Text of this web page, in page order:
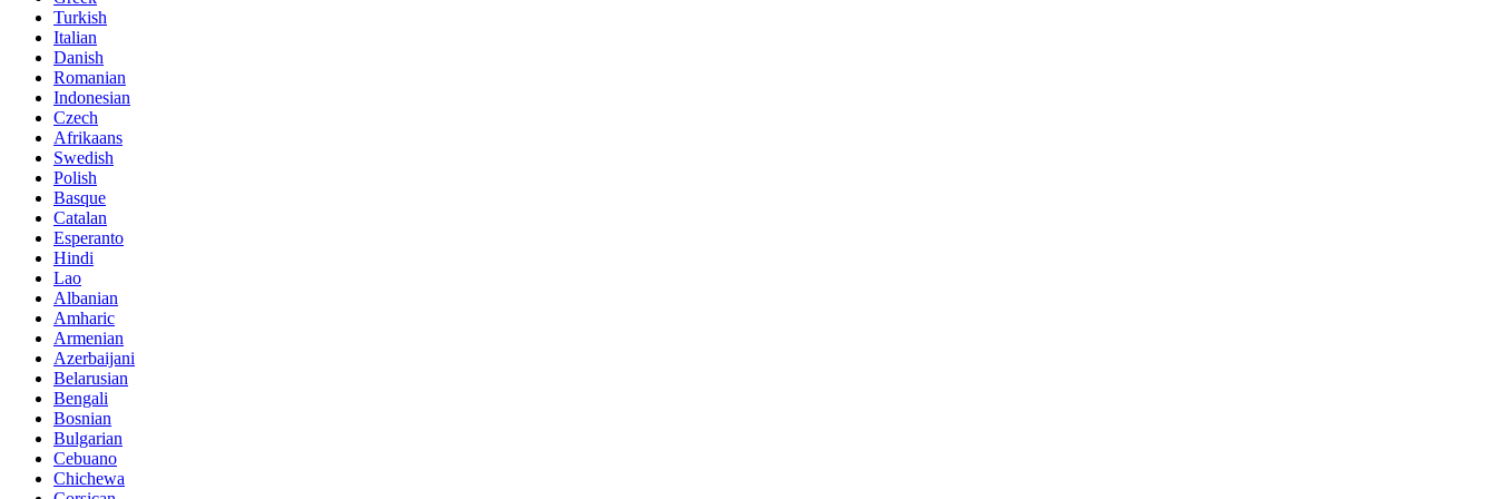
Turkish
Italian
Danish
Romanian
Indonesian
Czech
Afrikaans
Swedish
Polish
Basque
Catalan
Esperanto
Hindi
Lao
Albanian
Amharic
Armenian
Azerbaijani
Belarusian
Bengali
Bosnian
Bulgarian
Cebuano
Chichewa